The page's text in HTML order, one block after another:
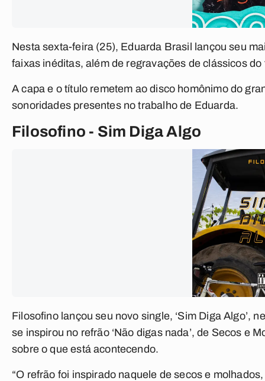
Nesta sexta-feira (25), Eduarda Brasil lançou seu
faixas inéditas, além de regravações de clássicos do
A capa e o título remetem ao disco homônimo do
sonoridades presentes no trabalho de Eduarda.
Filosofino - Sim Diga Algo
Filosofino lançou seu novo single, ‘Sim Diga Algo’,
se inspirou no refrão ‘Não digas nada’, de Secos e
sobre o que está acontecendo.
“O refrão foi inspirado naquele de secos e